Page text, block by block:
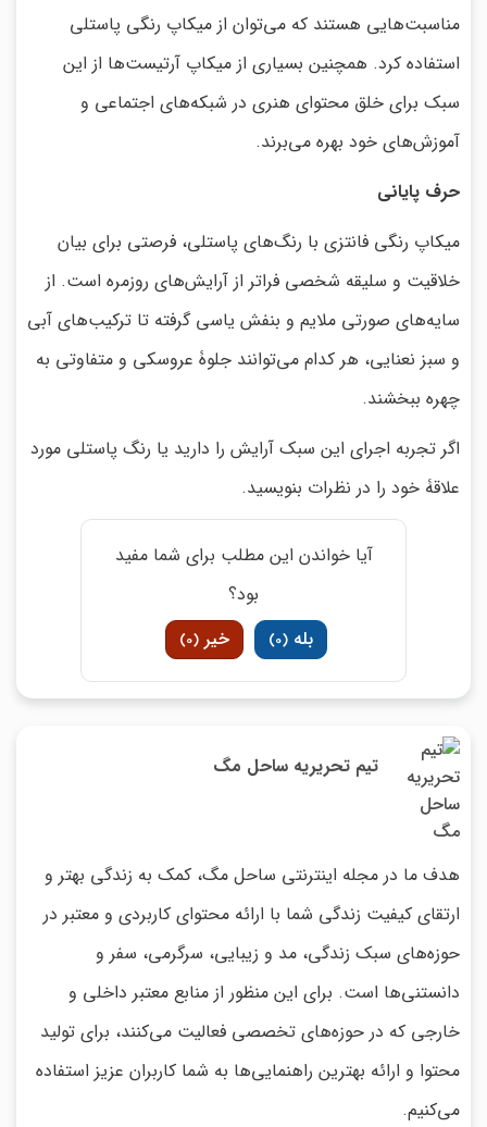
مناسبت‌هایی هستند که می‌توان از میکاپ رنگی پاستلی
استفاده کرد. همچنین بسیاری از میکاپ آرتیست‌ها از این
سبک برای خلق محتوای هنری در شبکه‌های اجتماعی و
آموزش‌های خود بهره می‌برند.
حرف پایانی
میکاپ رنگی فانتزی با رنگ‌های پاستلی، فرصتی برای بیان
خلاقیت و سلیقه شخصی فراتر از آرایش‌های روزمره است. از
سایه‌های صورتی ملایم و بنفش یاسی گرفته تا ترکیب‌های آبی
و سبز نعنایی، هر کدام می‌توانند جلوۀ عروسکی و متفاوتی به
چهره ببخشند.
اگر تجربه اجرای این سبک آرایش را دارید یا رنگ پاستلی مورد
علاقۀ خود را در نظرات بنویسید.
آیا خواندن این مطلب برای شما مفید
بود؟
بله (
0
) خیر (
0
)
تیم تحریریه ساحل مگ
هدف ما در مجله اینترنتی ساحل مگ، کمک به زندگی بهتر و
ارتقای کیفیت زندگی شما با ارائه محتوای کاربردی و معتبر در
حوزه‌های سبک زندگی، مد و زیبایی، سرگرمی، سفر و
دانستنی‌ها است. برای این منظور از منابع معتبر داخلی و
خارجی که در حوزه‌های تخصصی فعالیت می‌کنند، برای تولید
محتوا و ارائه بهترین راهنمایی‌ها به شما کاربران عزیز استفاده
می‌کنیم.